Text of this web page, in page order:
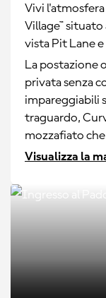
Vivi
Village™
vista Pit Lane
La postazione
privata senza
impareggiabili
traguardo,
mozzafiato
Visualizza la